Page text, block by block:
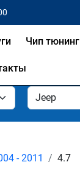
Чип тюнинг
- 2011 4.7